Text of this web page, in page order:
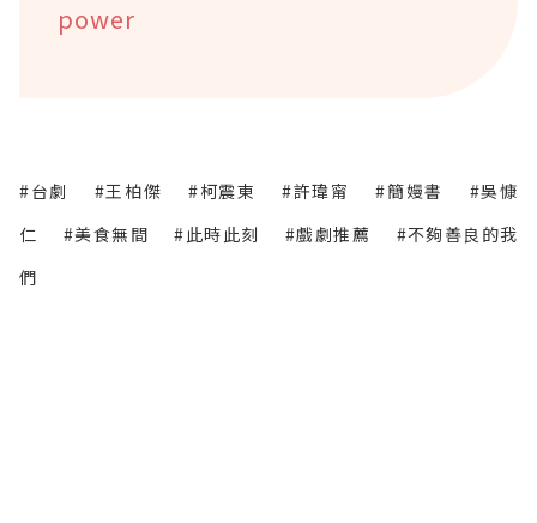
power
#台劇 #王柏傑 #柯震東 #許瑋甯 #簡嫚書
#吳慷
仁
#美食無間 #此時此刻 #戲劇推薦
#不夠善良的我
們